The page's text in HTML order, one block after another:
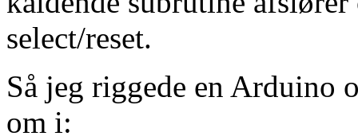
select/reset.
Så jeg riggede en Arduino
om i: